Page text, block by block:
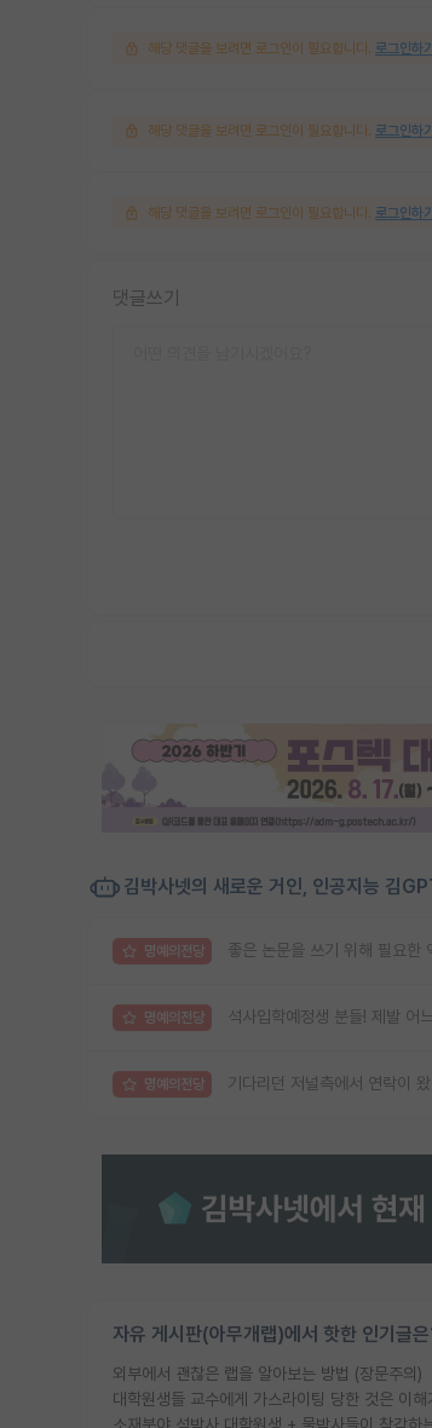
해당 댓글을 보려면 로그인이 필요합니다. 로그인하기
해당 댓글을 보려면 로그인이 필요합니다. 로그인하기
해당 댓글을 보려면 로그인이 필요합니다. 로그인하기
댓글쓰기
김박사넷의 새로운 거인, 인공지능 김
명예의전당 좋은 논문을 쓰기 위해 필요한
명예의전당 석사입학예정생 분들! 제발 어
명예의전당 기다리던 저널측에서 연락이
자유 게시판(아무개랩)에서 핫한 인기글
외부에서 괜찮은 랩을 알아보는 방법 (장문주의)